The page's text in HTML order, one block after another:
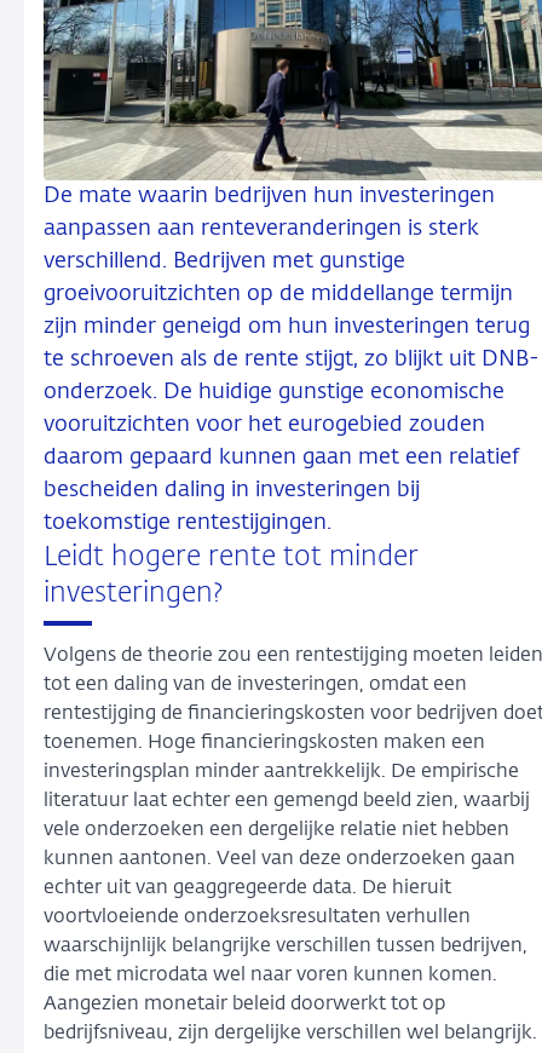
De mate waarin bedrijven hun investeringen
aanpassen aan renteveranderingen is sterk
verschillend. Bedrijven met gunstige
groeivooruitzichten op de middellange termijn
zijn minder geneigd om hun investeringen terug
te schroeven als de rente stijgt, zo blijkt uit DNB-
onderzoek. De huidige gunstige economische
vooruitzichten voor het eurogebied zouden
daarom gepaard kunnen gaan met een relatief
bescheiden daling in investeringen bij
toekomstige rentestijgingen.
Leidt hogere rente tot minder
investeringen?
Volgens de theorie zou een rentestijging moeten leiden
tot een daling van de investeringen, omdat een
rentestijging de financieringskosten voor bedrijven
toenemen. Hoge financieringskosten maken een
investeringsplan minder aantrekkelijk. De empirische
literatuur laat echter een gemengd beeld zien, waarbij
vele onderzoeken een dergelijke relatie niet hebben
kunnen aantonen. Veel van deze onderzoeken gaan
echter uit van geaggregeerde data. De hieruit
voortvloeiende onderzoeksresultaten verhullen
waarschijnlijk belangrijke verschillen tussen bedrijven,
die met microdata wel naar voren kunnen komen.
Aangezien monetair beleid doorwerkt tot op
bedrijfsniveau, zijn dergelijke verschillen wel belangrijk.